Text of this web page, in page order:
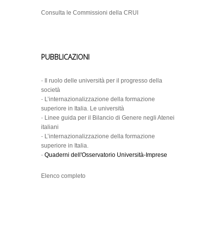
Consulta le Commissioni della CRUI
PUBBLICAZIONI
-
Il ruolo delle università per il progresso della
società
- L’internazionalizzazione della formazione
superiore in Italia. Le università
- Linee guida per il Bilancio di Genere negli Atenei
italiani
- L’internazionalizzazione della formazione
superiore in Italia.
- Quaderni dell'Osservatorio Università-Imprese
Elenco completo